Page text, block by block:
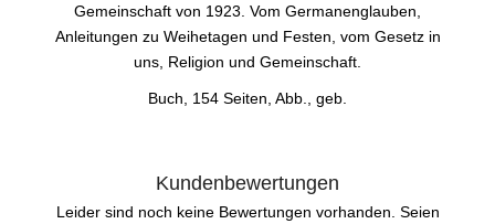
Gemeinschaft von 1923. Vom Germanenglauben,
Anleitungen zu Weihetagen und Festen, vom Gesetz in
uns, Religion und Gemeinschaft.
Buch, 154 Seiten, Abb., geb.
Kundenbewertungen
Leider sind noch keine Bewertungen vorhanden. Seien